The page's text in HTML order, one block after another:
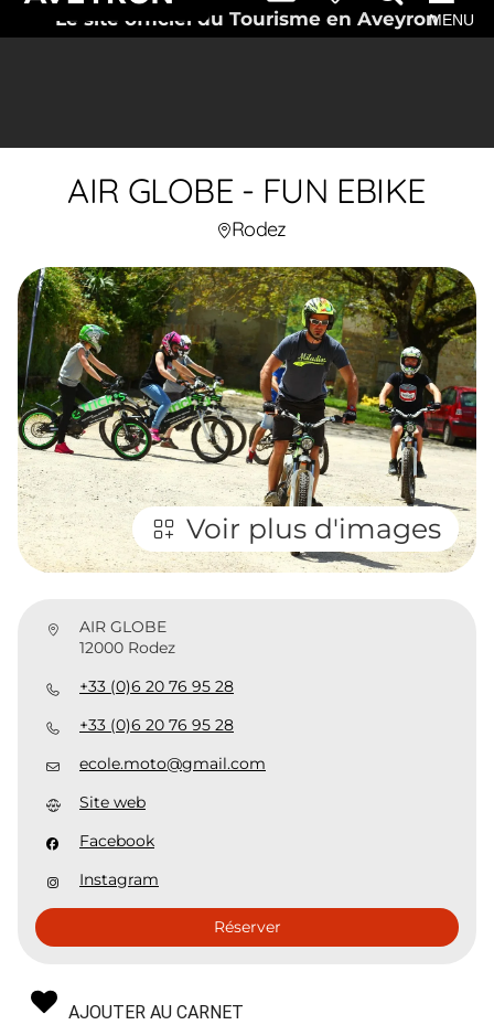
Le site officiel du Tourisme en AveyronMENU
AIR GLOBE - FUN EBIKE
Rodez
Voir plus d'images
AIR GLOBE
12000 Rodez
+33 (0)6 20 76 95 28
+33 (0)6 20 76 95 28
ecole.moto@gmail.com
Site web
Facebook
Instagram
Réserver
AJOUTER AU CARNET